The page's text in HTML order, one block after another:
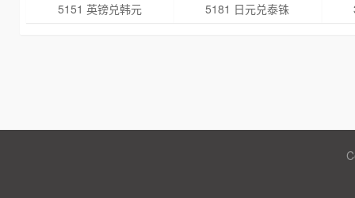
5151 英镑兑韩元
5181 日元兑泰铢